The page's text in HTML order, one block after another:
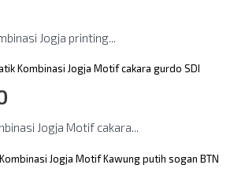
Jogja printing...
Jogja Motif cakara...